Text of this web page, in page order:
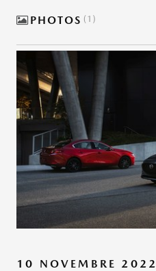
PHOTOS 1
10 NOVEMBRE 2022